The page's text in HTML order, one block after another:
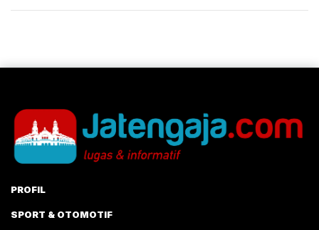
PROFIL
SPORT & OTOMOTIF